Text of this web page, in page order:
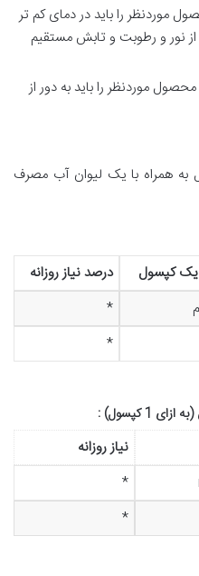
موردنظر را باید در دمای کم تر
از نور و رطوبت و تابش مستقیم
محصول موردنظر را باید به دور از
به همراه با یک لیوان آب مصرف
یک کپسول
درصد نیاز روزانه
*
*
کپسول) :
نیاز روزانه
*
*